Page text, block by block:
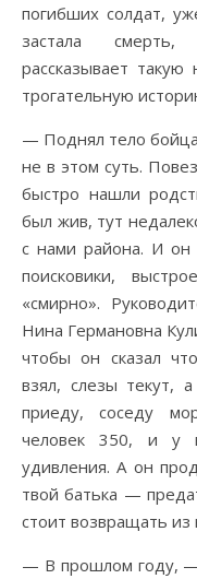
погибших солдат,
застала смерть,
рассказывает
трогательную
— Поднял тело
не в этом суть.
быстро нашли
был жив, тут
с нами района. И он
поисковики,
«смирно».
Нина Германовна
чтобы он сказал
взял, слезы текут,
приеду, соседу
человек 350, и у
удивления. А он
твой батька —
стоит возвращать
— В прошлом году,